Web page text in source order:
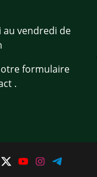
au vendredi de
formulaire
.